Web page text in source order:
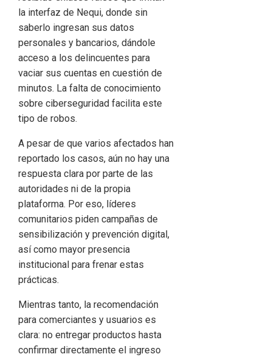
la interfaz de Nequi, donde sin
saberlo ingresan sus datos
personales y bancarios, dándole
acceso a los delincuentes para
vaciar sus cuentas en cuestión de
minutos. La falta de conocimiento
sobre ciberseguridad facilita este
tipo de robos.
A pesar de que varios afectados han
reportado los casos, aún no hay una
respuesta clara por parte de las
autoridades ni de la propia
plataforma. Por eso, líderes
comunitarios piden campañas de
sensibilización y prevención digital,
así como mayor presencia
institucional para frenar estas
prácticas.
Mientras tanto, la recomendación
para comerciantes y usuarios es
clara: no entregar productos hasta
confirmar directamente el ingreso